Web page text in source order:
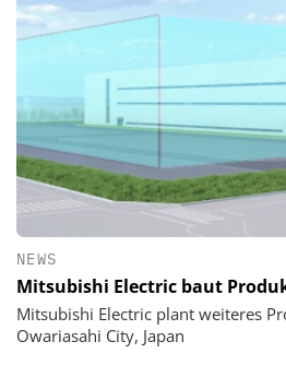
NEWS
Mitsubishi Electric baut
Mitsubishi Electric plant weiteres
Owariasahi City, Japan